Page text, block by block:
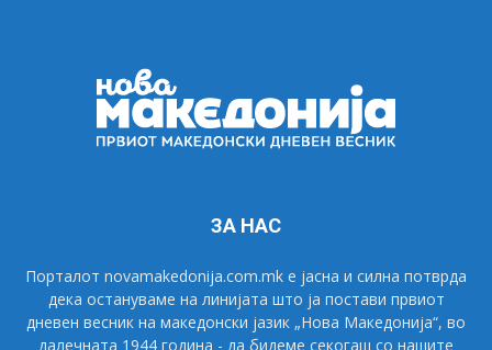
ЗА НАС
Порталот novamakedonija.com.mk е јасна и силна потврда
дека остануваме на линијата што ја постави првиот
дневен весник на македонски јазик „Нова Македонија“, во
далечната 1944 година - да бидеме секогаш со нашите